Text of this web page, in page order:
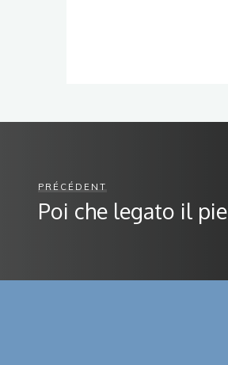
PRÉCÉDENT
Poi che legato il pie